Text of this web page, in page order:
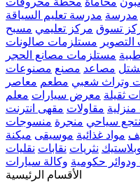
مدرسة مدرسة تعليم السياقة
تسوق مركز تعليمي مسبح
مستلزمات صالونات
مستلزمات مصانع الحجر
مصاعد مصنع مصنوعات
وتراث شعبي مطعم معاصر
ثقيلة معرض سيارات معلم
مقاولات مقهى انترنت
سياحي منجرة منسوجات
مواد غذائية موسيقى ميكنة
نثريات نقابات نقليات
ودوائر حكومية وكالة سيارات
الأقسام الرئيسية